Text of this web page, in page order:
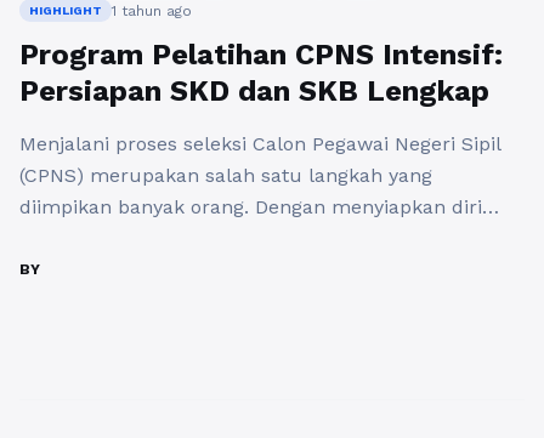
HIGHLIGHT 1 tahun ago
Program Pelatihan CPNS Intensif:
Persiapan SKD dan SKB Lengkap
Menjalani proses seleksi Calon Pegawai Negeri Sipil
(CPNS) merupakan salah satu langkah yang
diimpikan banyak orang. Dengan menyiapkan diri
semakin tinggi. Salah satu cara efektif untuk
BY